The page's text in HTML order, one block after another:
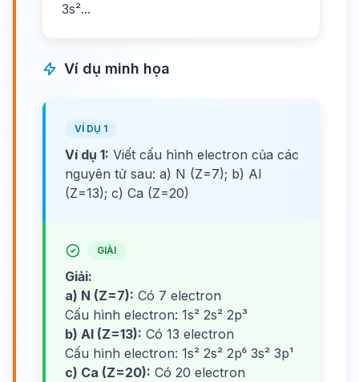
3s²...
Ví dụ minh họa
VÍ DỤ 1
Ví dụ 1: Viết cấu hình electron của các
nguyên tử sau: a) N (Z=7); b) Al
(Z=13); c) Ca (Z=20)
GIẢI
Giải:
a) N (Z=7): Có 7 electron
Cấu hình electron: 1s² 2s² 2p³
b) Al (Z=13): Có 13 electron
Cấu hình electron: 1s² 2s² 2p⁶ 3s² 3p¹
c) Ca (Z=20): Có 20 electron